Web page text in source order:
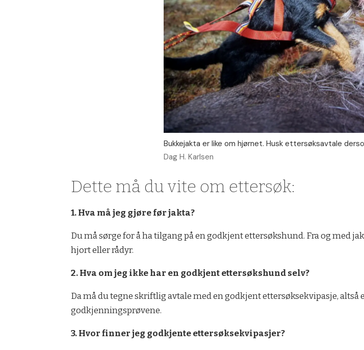
Bukkejakta er like om hjørnet. Husk ettersøksavtale
Dag H. Karlsen
Dette må du vite om ettersøk:
1. Hva må jeg gjøre før jakta?
Du må sørge for å ha tilgang på en godkjent ettersøkshund. Fra og med
hjort eller rådyr.
2. Hva om jeg ikke har en godkjent ettersøkshund selv?
Da må du tegne skriftlig avtale med en godkjent ettersøksekvipasje,
godkjenningsprøvene.
3. Hvor finner jeg godkjente ettersøksekvipasjer?